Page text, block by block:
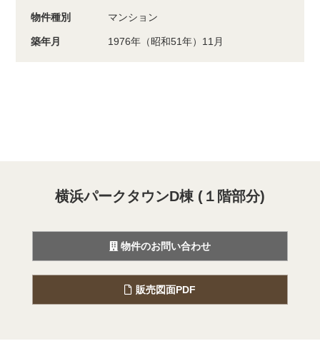
物件種別 マンション
築年月 1976年（昭和51年）11月
横浜パークタウンD棟 (１階部分)
物件のお問い合わせ
販売図面PDF